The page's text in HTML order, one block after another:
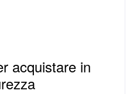
acquistare in